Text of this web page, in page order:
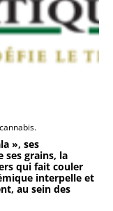
», ses
ses grains, la
qui fait couler
interpelle et
au sein des